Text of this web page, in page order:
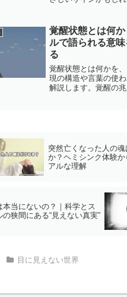
し、日常での安心な
える方法を紹介します
覚醒状態とは何
ルで語られる意
る
覚醒状態とは何かを
現の構造や言葉の使
解説します。覚醒の兆
突然亡くなった人の
か？ヘミシンク体験か
アルな理解
本当にないの？｜科学とス
の狭間にある“見えない真実”
目に見えない世界